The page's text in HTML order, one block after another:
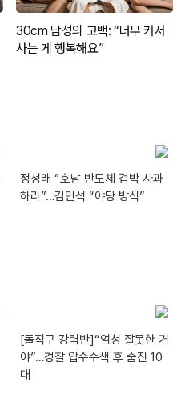
정청래 “호남 반도체 겁박 사과
하라”…김민석 “야당 방식”
[돌직구 강력반]“엄청 잘못한 거
야”…경찰 압수수색 후 숨진 10
대